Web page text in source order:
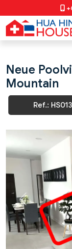
Neue
Mountain
Ref.:
Previous